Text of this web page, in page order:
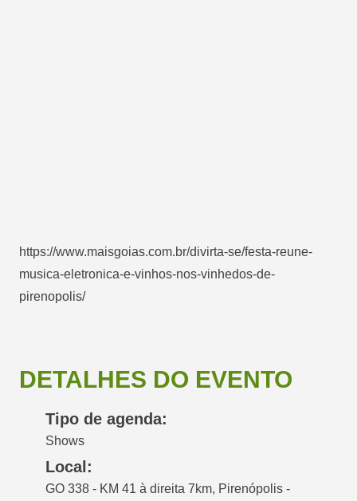
https://www.maisgoias.com.br/divirta-se/festa-reune-
musica-eletronica-e-vinhos-nos-vinhedos-de-
pirenopolis/
DETALHES DO EVENTO
Tipo de agenda:
Shows
Local:
GO 338 - KM 41 à direita 7km, Pirenópolis -